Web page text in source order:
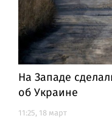
На Западе
об Украине
11:25, 18 март